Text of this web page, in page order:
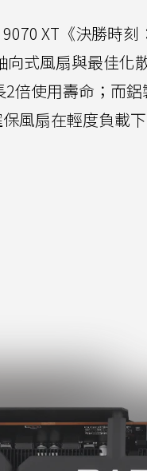
9070 XT《決勝時
式風扇與最佳化
倍使用壽命；而
風扇在輕度負載